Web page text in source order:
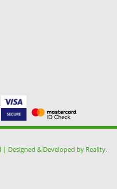
| Designed & Developed by Reality.